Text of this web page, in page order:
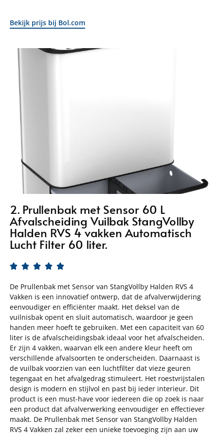
Bekijk prijs bij Bol.com
2. Prullenbak met Sensor 60 L
Afvalscheiding Vuilbak StangVollby
Halden RVS 4 vakken Automatisch
Lucht Filter 60 liter.
    
De Prullenbak met Sensor van StangVollby Halden RVS 4
Vakken is een innovatief ontwerp, dat de afvalverwijdering
eenvoudiger en efficiënter maakt. Het deksel van de
vuilnisbak opent en sluit automatisch, waardoor je geen
handen meer hoeft te gebruiken. Met een capaciteit van 60
liter is de afvalscheidingsbak ideaal voor het afvalscheiden.
Er zijn 4 vakken, waarvan elk een andere kleur heeft om
verschillende afvalsoorten te onderscheiden. Daarnaast is
de vuilbak voorzien van een luchtfilter dat vieze geuren
tegengaat en het afvalgedrag stimuleert. Het roestvrijstalen
design is modern en stijlvol en past bij ieder interieur. Dit
product is een must-have voor iedereen die op zoek is naar
een product dat afvalverwerking eenvoudiger en effectiever
maakt. De Prullenbak met Sensor van StangVollby Halden
RVS 4 Vakken zal zeker een unieke toevoeging zijn aan uw